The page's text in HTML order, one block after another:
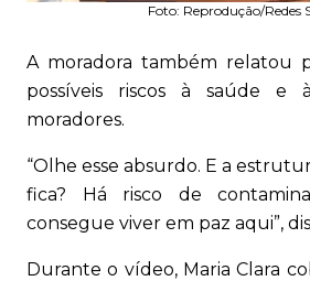
Foto: Reprodução/Redes
A moradora também relatou
possíveis riscos à saúde e
moradores.
“Olhe esse absurdo. E a
fica? Há risco de
consegue viver em paz aqui”,
Durante o vídeo, Maria Clara